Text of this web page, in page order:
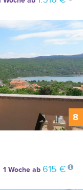
8
1 Wocheab 615 €